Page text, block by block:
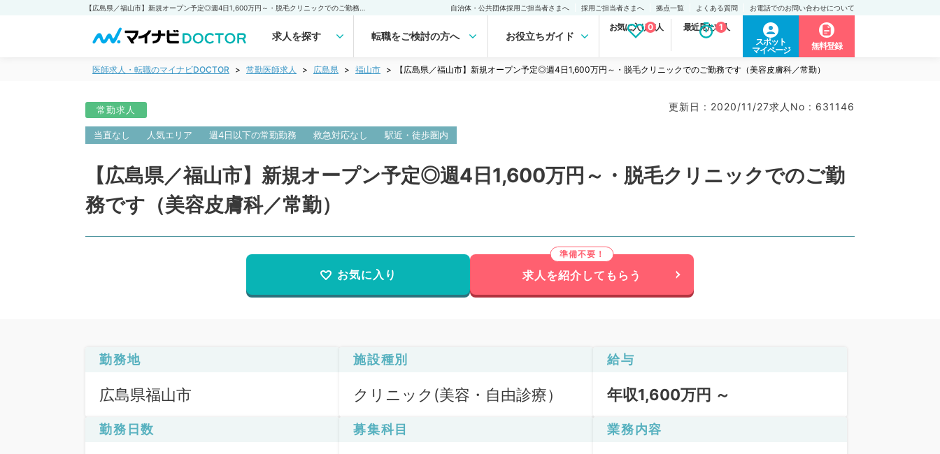
自治体・公共団体採用ご担当者さまへ 採用ご担当者さまへ 拠点一覧 よくある質問 お電話でのお問い合わせについて
求人を探す 転職をご検討の方へ お役立ちガイド
お気に入り求人
0 最近見た求人
1
スポット
マイページ
無料登録
医師求人・転職のマイナビDOCTOR 常勤医師求人 広島県 福山市 【広島県／福山市】新規オープン予定◎週4日1,600万円～・脱毛クリニックでのご勤務です（美容皮膚科／常勤）
常勤求人 更新日 : 2020/11/27求人No : 631146
当直なし 人気エリア 週4日以下の常勤勤務 救急対応なし 駅近・徒歩圏内
【広島県／福山市】新規オープン予定◎週4日1,600万円～・脱毛クリニックでのご勤
務です（美容皮膚科／常勤）
お気に入り 求人を紹介してもらう
勤務地
広島県福山市
施設種別
クリニック(美容・自由診療）
給与
年収1,600万円 ～
勤務日数 募集科目 業務内容